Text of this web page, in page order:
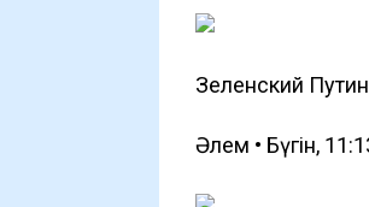
Зеленский
Әлем • Бүгін,